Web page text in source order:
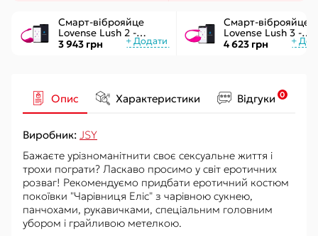
Смарт-віброяйце
Lovense Lush 2 -
управління через
додаток
3 943 грн
Смарт-віброяйце
Lovense Lush 3 -
керування через
інтернет
4 623 грн
Опис Характеристики Відгуки 0
Виробник: JSY
Бажаєте урізноманітнити своє сексуальне життя і
трохи пограти? Ласкаво просимо у світ еротичних
розваг! Рекомендуємо придбати еротичний костюм
покоївки "Чарівниця Еліс" з чарівною сукнею,
панчохами, рукавичками, спеціальним головним
убором і грайливою метелкою.